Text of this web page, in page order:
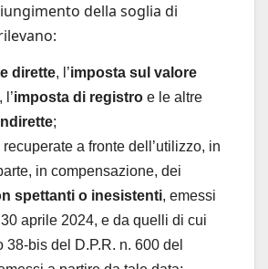
della soglia di
dirette, l’imposta sul valore
, l’imposta di registro e le altre
;
recuperate a fronte dell’utilizzo, in
in compensazione, dei
spettanti o inesistenti, emessi
aprile 2024, e da quelli di cui
38-bis del D.P.R. n. 600 del